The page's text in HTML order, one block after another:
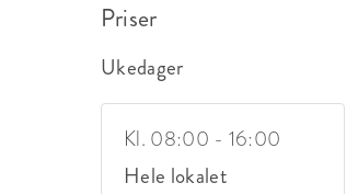
Priser
Ukedager
Kl. 08:00 - 16:00
Hele lokalet